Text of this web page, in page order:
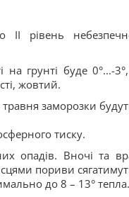
рівень
на грунті буде 0°...-
жовтий.
заморозки
тиску.
опадів. Вночі та
пориви
до 8 – 13° тепла.